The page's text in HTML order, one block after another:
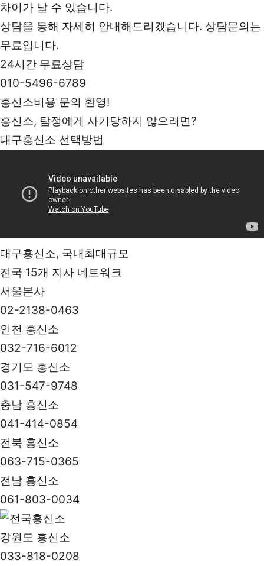
차이가 날 수 있습니다.
상담을 통해 자세히 안내해드리겠습니다. 상담문의는
무료입니다.
24시간 무료상담
010-5496-6789
흥신소비용 문의 환영!
흥신소, 탐정에게 사기당하지 않으려면?
대구흥신소 선택방법
대구흥신소, 국내최대규모
전국 15개 지사 네트워크
서울본사
02-2138-0463
인천 흥신소
032-716-6012
경기도 흥신소
031-547-9748
충남 흥신소
041-414-0854
전북 흥신소
063-715-0365
전남 흥신소
061-803-0034
강원도 흥신소
033-818-0208